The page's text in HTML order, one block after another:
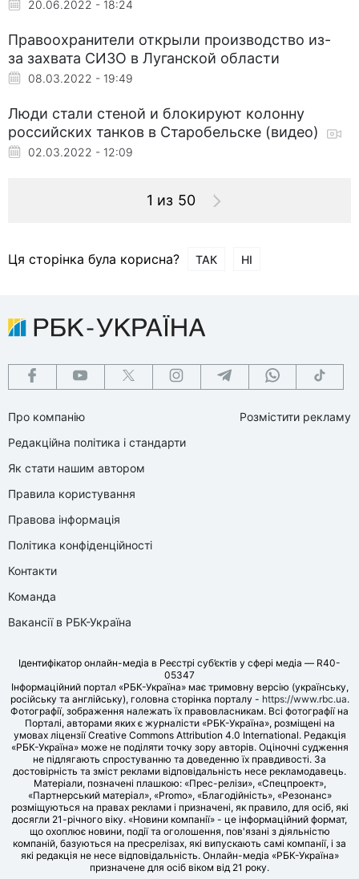
20.06.2022 - 18:24
Правоохранители открыли производство из-
за захвата СИЗО в Луганской области
08.03.2022 - 19:49
Люди стали стеной и блокируют колонну
российских танков в Старобельске (видео)
02.03.2022 - 12:09
1 из 50
Ця сторінка була корисна? ТАК НІ
Про компанію
Редакційна політика і стандарти
Як стати нашим автором
Правила користування
Правова інформація
Політика конфіденційності
Контакти
Команда
Вакансії в РБК-Україна
Розмістити рекламу
Ідентифікатор онлайн-медіа в Реєстрі суб’єктів у сфері медіа — R40-
05347
Інформаційний портал «РБК-Україна» має тримовну версію (українську,
російську та англійську), головна сторінка порталу - https://www.rbc.ua.
Фотографії, зображення належать їх правовласникам. Всі фотографії на
Порталі, авторами яких є журналісти «РБК-Україна», розміщені на
умовах ліцензії Creative Commons Attribution 4.0 International. Редакція
«РБК-Україна» може не поділяти точку зору авторів. Оціночні судження
не підлягають спростуванню та доведенню їх правдивості. За
достовірність та зміст реклами відповідальність несе рекламодавець.
Матеріали, позначені плашкою: «Прес-релізи», «Спецпроект»,
«Партнерський матеріал», «Promo», «Благодійність», «Резонанс»
розміщуються на правах реклами і призначені, як правило, для осіб, які
досягли 21-річного віку. «Новини компанії» - це інформаційний формат,
що охоплює новини, події та оголошення, пов'язані з діяльністю
компаній, базуються на пресрелізах, які випускають самі компанії, і за
які редакція не несе відповідальність. Онлайн-медіа «РБК-Україна»
призначене для осіб віком від 21 року.